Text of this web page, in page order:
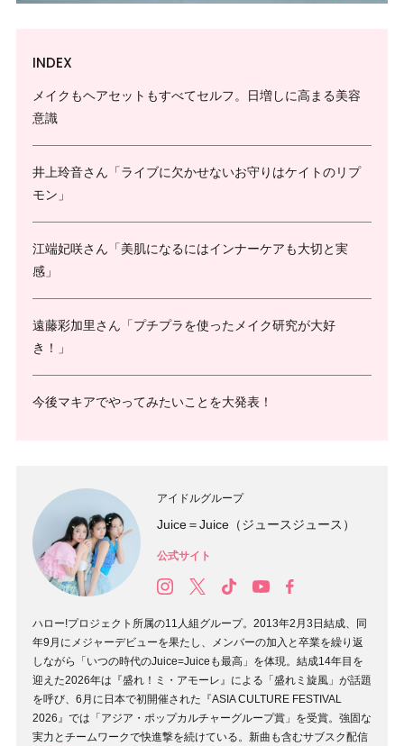
INDEX
メイクもヘアセットもすべてセルフ。日増しに高まる美容
意識
井上玲音さん「ライブに欠かせないお守りはケイトのリプ
モン」
江端妃咲さん「美肌になるにはインナーケアも大切と実
感」
遠藤彩加里さん「プチプラを使ったメイク研究が大好
き！」
今後マキアでやってみたいことを大発表！
アイドルグループ
Juice＝Juice（ジュースジュース）
公式サイト
ハロー!プロジェクト所属の11人組グループ。2013年2月3日結成、同
年9月にメジャーデビューを果たし、メンバーの加入と卒業を繰り返
しながら「いつの時代のJuice=Juiceも最高」を体現。結成14年目を
迎えた2026年は『盛れ！ミ・アモーレ』による「盛れミ旋風」が話題
を呼び、6月に日本で初開催された『ASIA CULTURE FESTIVAL
2026』では「アジア・ポップカルチャーグループ賞」を受賞。強固な
実力とチームワークで快進撃を続けている。新曲も含むサブスク配信